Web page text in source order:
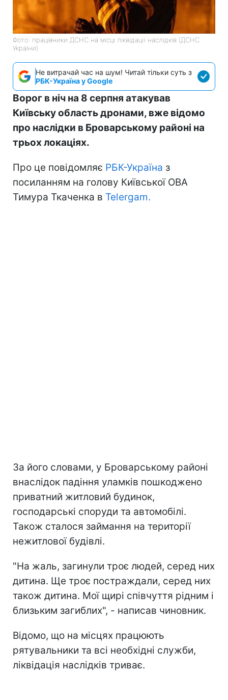
Фото: працівники ДСНС на місці ліквідації наслідків (ДСНС
України)
Не витрачай час на шум! Читай тільки суть з
РБК-Україна у Google
Ворог в ніч на 8 серпня атакував
Київську область дронами, вже відомо
про наслідки в Броварському районі на
трьох локаціях.
Про це повідомляє РБК-Україна з
посиланням на голову Київської ОВА
Тимура Ткаченка в Telergam.
За його словами, у Броварському районі
внаслідок падіння уламків пошкоджено
приватний житловий будинок,
господарські споруди та автомобілі.
Також сталося займання на території
нежитлової будівлі.
"На жаль, загинули троє людей, серед них
дитина. Ще троє постраждали, серед них
також дитина. Мої щирі співчуття рідним і
близьким загиблих", - написав чиновник.
Відомо, що на місцях працюють
рятувальники та всі необхідні служби,
ліквідація наслідків триває.